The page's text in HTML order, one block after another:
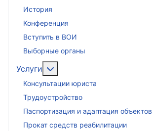
История
Конференция
Вступить в ВОИ
Выборные органы
Услуги
Консультации юриста
Трудоустройство
Паспортизация и адаптация объектов
Прокат средств реабилитации